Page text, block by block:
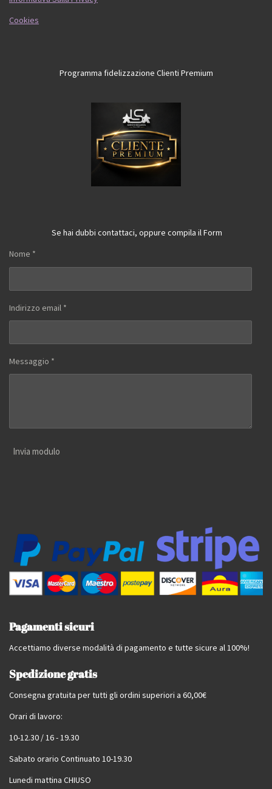
Cookies
Programma fidelizzazione Clienti Premium
Se hai dubbi contattaci, oppure compila il Form
Nome *
Indirizzo email *
Messaggio *
Invia modulo
Pagamenti sicuri
Accettiamo diverse modalità di pagamento e tutte sicure al 100%!
Spedizione gratis
Consegna gratuita per tutti gli ordini superiori a 60,00€
Orari di lavoro:
10-12.30 / 16 - 19.30
Sabato orario Continuato 10-19.30
Lunedi mattina CHIUSO